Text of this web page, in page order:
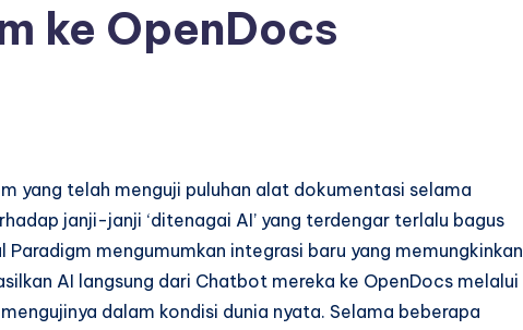
ke OpenDocs
yang telah menguji puluhan alat dokumentasi selama
janji-janji ‘ditenagai AI’ yang terdengar terlalu bagus
mengumumkan integrasi baru yang memungkinkan
AI langsung dari Chatbot mereka ke OpenDocs melalui
dalam kondisi dunia nyata. Selama beberapa